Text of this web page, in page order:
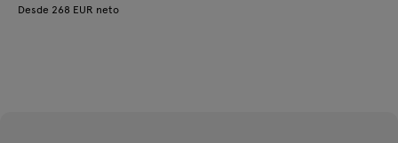
Desde 268 EUR neto